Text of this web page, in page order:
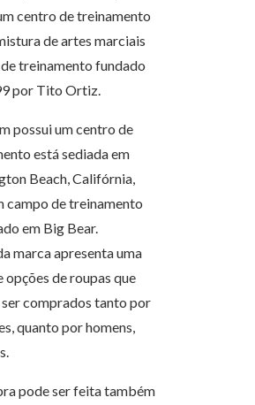
centro de treinamento
de artes marciais
treinamento fundado
por Tito Ortiz.
possui um centro de
está sediada em
Beach, Califórnia,
campo de treinamento
em Big Bear.
marca apresenta uma
opções de roupas que
comprados tanto por
quanto por homens,
pode ser feita também